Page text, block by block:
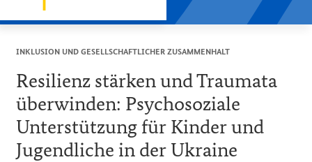
INKLUSION UND GESELLSCHAFTLICHER ZUSAMMENHALT
Resilienz stärken und Traumata
überwinden: Psychosoziale
Unterstützung für Kinder und
Jugendliche in der Ukraine